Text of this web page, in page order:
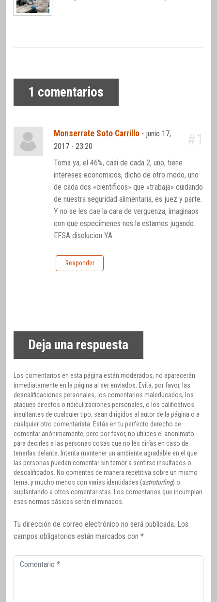
1 comentarios
Monserrate Soto Carrillo - junio 17,
2017 - 23:20
#1
Toma ya, el 46%, casi de cada 2, uno, tiene
intereses economicos, dicho de otro modo, uno
de cada dos «cientificos» que «trabaja» cuidando
de nuestra seguridad alimentaria, es juez y parte.
Y no se les cae la cara de verguenza, imaginaos
con que especimenes nos la estamos jugando.
EFSA disolucion YA.
Responder
Deja una respuesta
Los comentarios en esta página están moderados, no aparecerán
inmediatamente en la página al ser enviados. Evita, por favor, las
descalificaciones personales, los comentarios maleducados, los
ataques directos o ridiculizaciones personales, o los calificativos
insultantes de cualquier tipo, sean dirigidos al autor de la página o a
cualquier otro comentarista. Estás en tu perfecto derecho de
comentar anónimamente, pero por favor, no utilices el anonimato
para decirles a las personas cosas que no les dirías en caso de
tenerlas delante. Intenta mantener un ambiente agradable en el que
las personas puedan comentar sin temor a sentirse insultados o
descalificados. No comentes de manera repetitiva sobre un mismo
tema, y mucho menos con varias identidades (astroturfing) o
suplantando a otros comentaristas. Los comentarios que incumplan
esas normas básicas serán eliminados.
Tu dirección de correo electrónico no será publicada. Los
campos obligatorios están marcados con *
Comentario